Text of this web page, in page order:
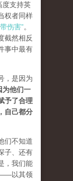
度支持英
权者同样
伤害”。
截然相反
事中最有
，是因为
为他们一
予了合理
自己都分
们不知道
子、还有
，我们能
——以其领